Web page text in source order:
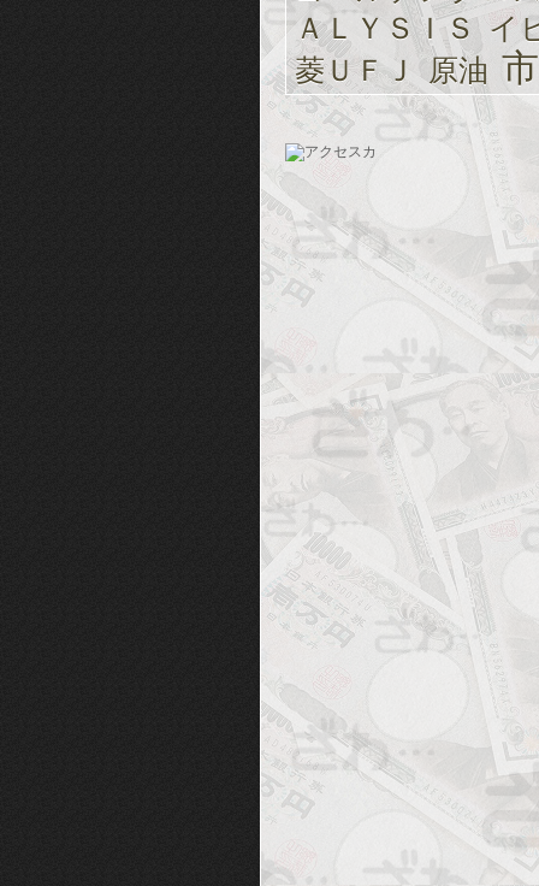
ＡＬＹＳＩＳ
イ
菱ＵＦＪ
原油